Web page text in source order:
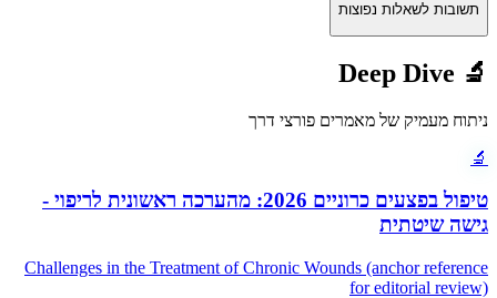
תשובות לשאלות נפוצות
🔬
ניתוח מעמיק של מאמרים פורצי דרך
🔬
טיפול בפצעים כרוניים 2026: מהערכה ראשונית לריפוי -
גישה שיטתית
Challenges in the Treatment of Chronic Wounds (anchor reference
for editorial review)